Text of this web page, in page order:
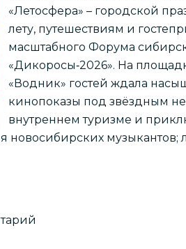
«Летосфера» – городской
лету, путешествиям и
масштабного Форума
«Дикоросы‑2026». На
«Водник» гостей ждала
кинопоказы под звёздным
внутреннем туризме и
новосибирских музыкантов;